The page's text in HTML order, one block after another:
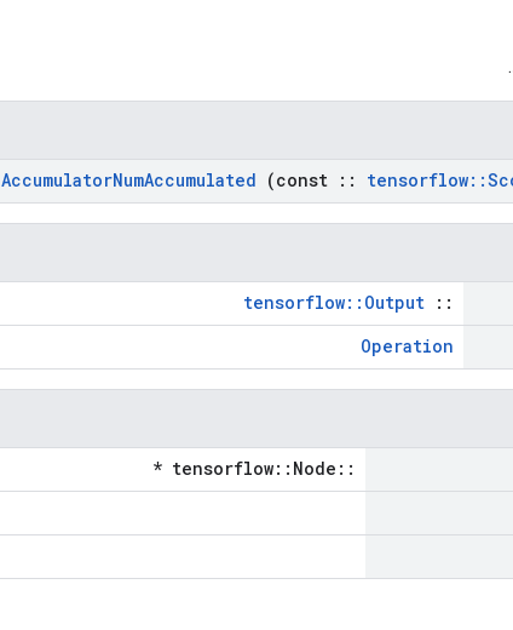
AccumulatorNumAccumulated (const :: tensorflow::
::
tensorflow::Output
Operation
::tensorflow::Node *